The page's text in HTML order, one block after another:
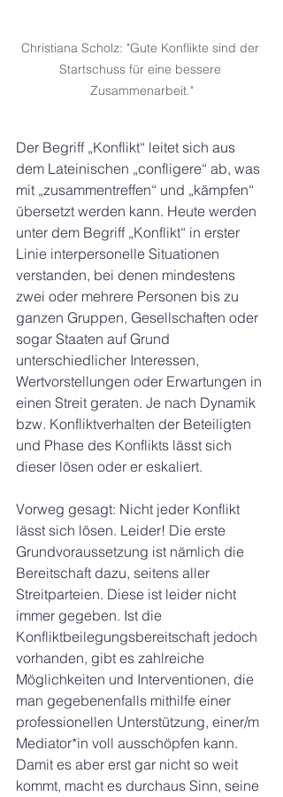
Christiana Scholz: "Gute Konflikte sind der
Startschuss für eine bessere
Zusammenarbeit."
Der Begriff „Konflikt“ leitet sich aus
dem Lateinischen „confligere“ ab, was
mit „zusammentreffen“ und „kämpfen“
übersetzt werden kann. Heute werden
unter dem Begriff „Konflikt“ in erster
Linie interpersonelle Situationen
verstanden, bei denen mindestens
zwei oder mehrere Personen bis zu
ganzen Gruppen, Gesellschaften oder
sogar Staaten auf Grund
unterschiedlicher Interessen,
Wertvorstellungen oder Erwartungen in
einen Streit geraten. Je nach Dynamik
bzw. Konfliktverhalten der Beteiligten
und Phase des Konflikts lässt sich
dieser lösen oder er eskaliert.
Vorweg gesagt: Nicht jeder Konflikt
lässt sich lösen. Leider! Die erste
Grundvoraussetzung ist nämlich die
Bereitschaft dazu, seitens aller
Streitparteien. Diese ist leider nicht
immer gegeben. Ist die
Konfliktbeilegungsbereitschaft jedoch
vorhanden, gibt es zahlreiche
Möglichkeiten und Interventionen, die
man gegebenenfalls mithilfe einer
professionellen Unterstützung, einer/m
Mediator*in voll ausschöpfen kann.
Damit es aber erst gar nicht so weit
kommt, macht es durchaus Sinn, seine